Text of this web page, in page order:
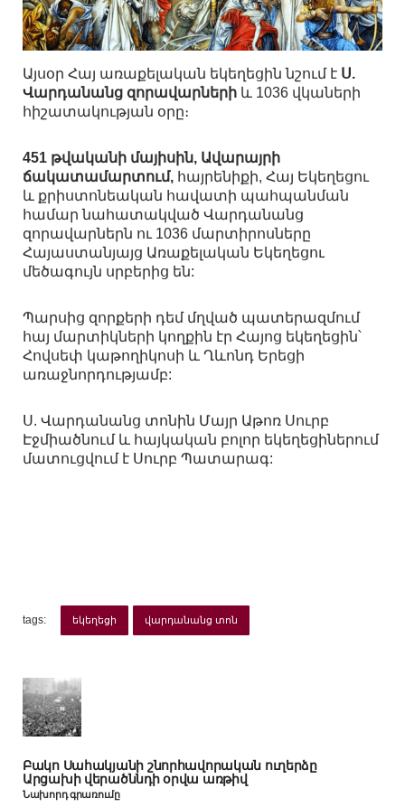
Այսօր Հայ առաքելական եկեղեցին նշում է Ս.
Վարդանանց զորավարների և 1036 վկաների
հիշատակության օրը։
451 թվականի մայիսին, Ավարայրի
ճակատամարտում, հայրենիքի, Հայ Եկեղեցու
և քրիստոնեական հավատի պահպանման
համար նահատակված Վարդանանց
զորավարներն ու 1036 մարտիրոսները
Հայաստանյայց Առաքելական Եկեղեցու
մեծագույն սրբերից են:
Պարսից զորքերի դեմ մղված պատերազմում
հայ մարտիկների կողքին էր Հայոց եկեղեցին՝
Հովսեփ կաթողիկոսի և Ղևոնդ Երեցի
առաջնորդությամբ:
Ս. Վարդանանց տոնին Մայր Աթոռ Սուրբ
Էջմիածնում և հայկական բոլոր եկեղեցիներում
մատուցվում է Սուրբ Պատարագ:
tags: եկեղեցի վարդանանց տոն
Բակո Սահակյանի շնորհավորական ուղերձը
Արցախի վերածննդի օրվա առթիվ
Նախորդ գրառումը